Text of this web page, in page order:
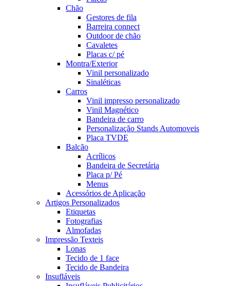
Chão
Gestores de fila
Barreira connect
Outdoor de chão
Cavaletes
Placas c/ pé
Montra/Exterior
Vinil personalizado
Sinaléticas
Carros
Vinil impresso personalizado
Vinil Magnético
Bandeira de carro
Personalização Stands Automoveis
Placa TVDE
Balcão
Acrílicos
Bandeira de Secretária
Placa p/ Pé
Menus
Acessórios de Aplicação
Artigos Personalizados
Etiquetas
Fotografias
Almofadas
Impressão Texteis
Lonas
Tecido de 1 face
Tecido de Bandeira
Insufláveis